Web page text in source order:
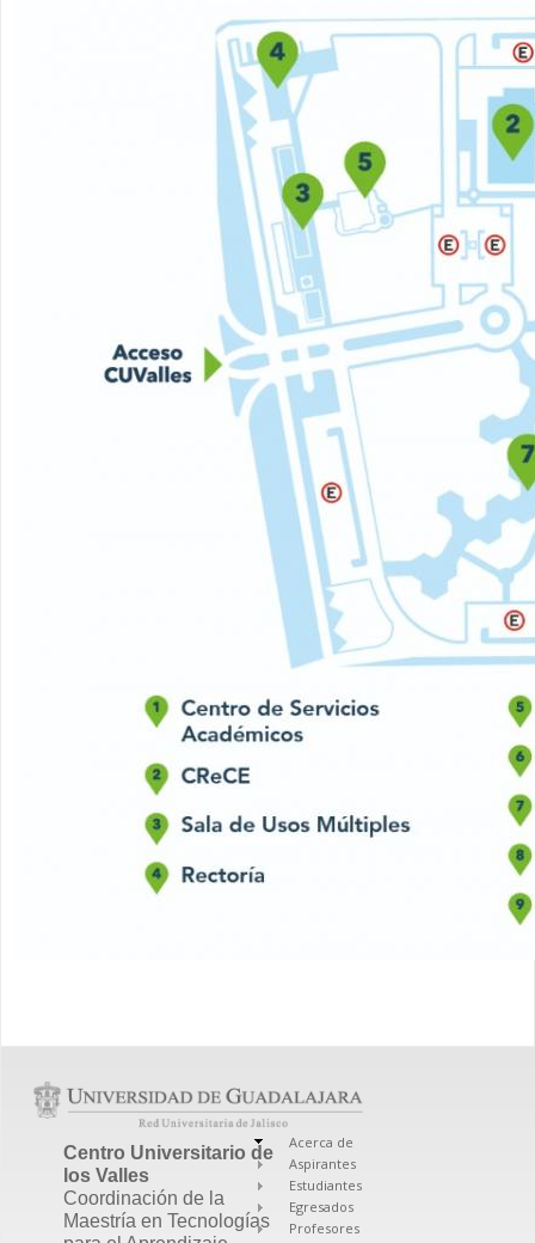
Centro Universitario de
los Valles
Coordinación de la
Maestría en Tecnologías
Acerca de
Aspirantes
Estudiantes
Egresados
Profesores